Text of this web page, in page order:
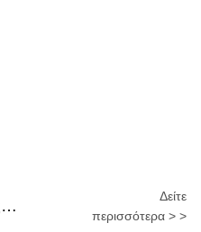
Δείτε
περισσότερα > >